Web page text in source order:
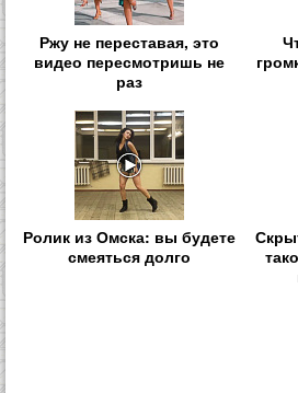
Ржу не переставая, это
видео пересмотришь не
раз
Ролик из Омска: вы будете
смеяться долго